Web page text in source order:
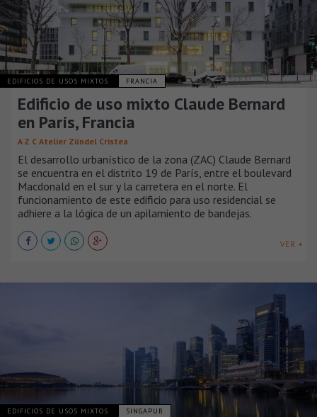
EDIFICIOS DE USOS MIXTOS FRANCIA
Edificio de uso mixto Claude Bernard
en París, Francia
A Z C Atelier Zündel Cristea
El desarrollo urbanístico de la zona (ZAC) Claude Bernard
se encuentra en el distrito 19 de París, entre el boulevard
Macdonald en el sur y la carretera en el norte. El
funcionamiento de este edificio para uso residencial se
adhiere a la lógica de un apilamiento de bandejas.
VER +
EDIFICIOS DE USOS MIXTOS SINGAPUR